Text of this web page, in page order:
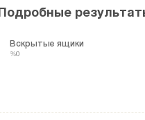
Вскрытые ящики
%0